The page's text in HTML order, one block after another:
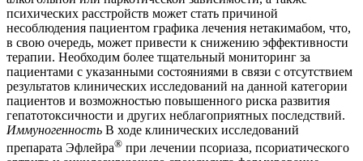
психических расстройств может стать причиной
несоблюдения пациентом графика лечения нетакимабом, что,
в свою очередь, может привести к снижению эффективности
терапии. Необходим более тщательный мониторинг за
пациентами с указанными состояниями в связи с отсутствием
результатов клинических исследований на данной категории
пациентов и возможностью повышенного риска развития
гепатотоксичности и других неблагоприятных последствий.
Иммуногенность В ходе клинических исследований
препарата Эфлейра® при лечении псориаза, псориатического